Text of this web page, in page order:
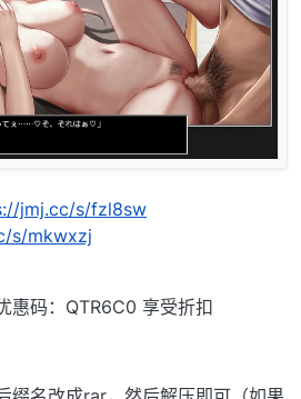
jmj.cc/s/fzl8sw
s/mkwxzj
惠码：QTR6C0 享受折扣